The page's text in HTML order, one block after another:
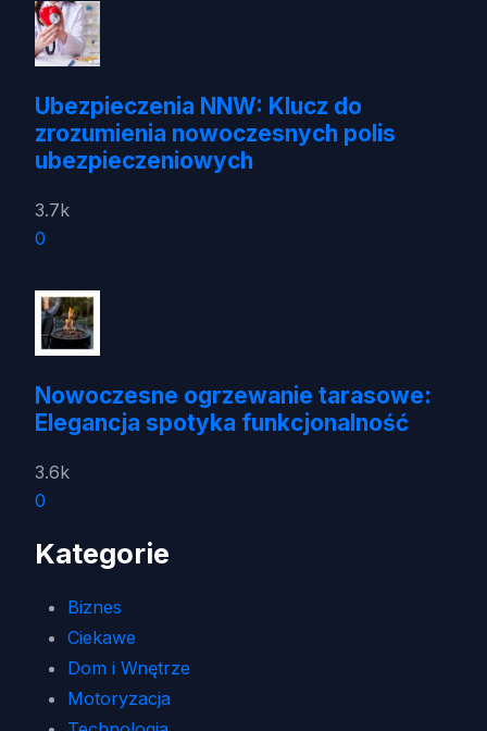
Ubezpieczenia NNW: Klucz do
zrozumienia nowoczesnych polis
ubezpieczeniowych
3.7k
0
Nowoczesne ogrzewanie tarasowe:
Elegancja spotyka funkcjonalność
3.6k
0
Kategorie
Biznes
Ciekawe
Dom i Wnętrze
Motoryzacja